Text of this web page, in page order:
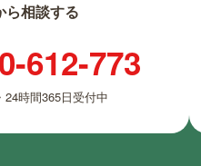
ら相談する
612-773
24時間365日受付中